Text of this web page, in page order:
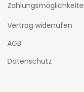
Vertrag widerrufen
AGB
Datenschutz